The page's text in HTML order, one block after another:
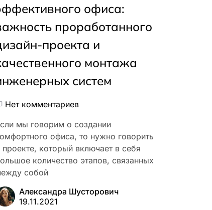
офиса:
проработанного
проекта и
монтажа
систем
Нет комментариев
мы говорим о создании
офиса, то нужно говорить
проекте, который включает в себя
количество этапов, связанных
собой
Александра Шусторович
19.11.2021